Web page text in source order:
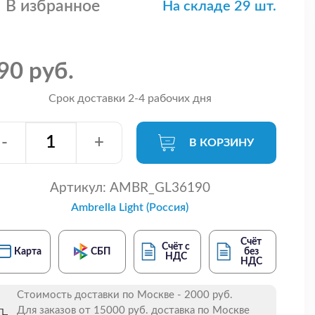
В избранное На складе 29 шт.
руб.
Срок доставки 2-4 рабочих дня
- + В КОРЗИНУ
Артикул: AMBR_GL36190
Ambrella Light (Россия)
Карта СБП
Счёт с
НДС
Счёт
без
НДС
Стоимость доставки по Москве - 2000 руб.
Для заказов от 15000 руб. доставка по Москве